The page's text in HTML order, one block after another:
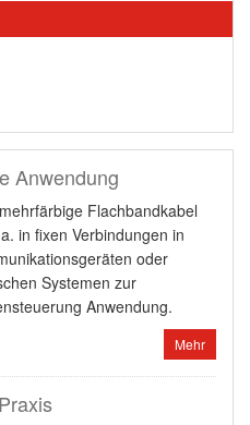
Anwendung
Flachbandkabel
in fixen Verbindungen in
oder
Systemen zur
Anwendung.
Mehr